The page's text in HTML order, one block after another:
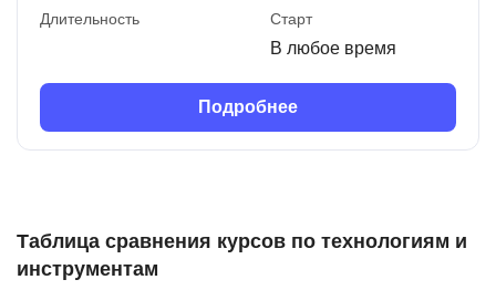
Длительность Старт
В любое время
Подробнее
Таблица сравнения курсов по технологиям и
инструментам